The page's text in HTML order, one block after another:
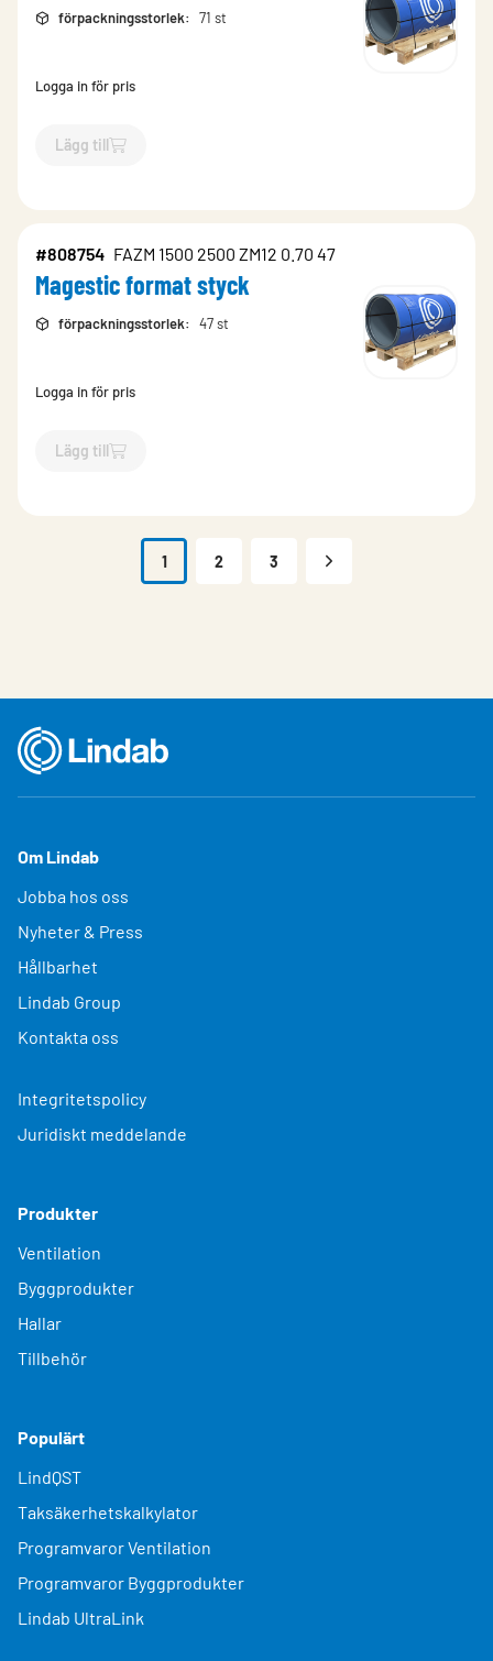
förpackningsstorlek: 71 st
Logga in för pris
Lägg till
`$Lägg till
#808754 FAZM 1500 2500 ZM12 0.70 47
Magestic format styck
förpackningsstorlek: 47 st
Logga in för pris
Lägg till
`$Lägg till
1 2 3
Om Lindab
Jobba hos oss
Nyheter & Press
Hållbarhet
Lindab Group
Kontakta oss
Integritetspolicy
Juridiskt meddelande
Produkter
Ventilation
Byggprodukter
Hallar
Tillbehör
Populärt
LindQST
Taksäkerhetskalkylator
Programvaror Ventilation
Programvaror Byggprodukter
Lindab UltraLink